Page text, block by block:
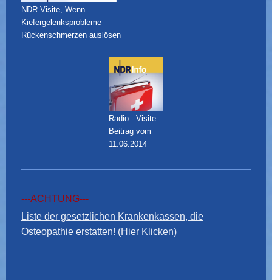
NDR Visite, Wenn
Kiefergelenksprobleme
Rückenschmerzen auslösen
Radio - Visite
Beitrag vom
11.06.2014
---ACHTUNG---
Liste der gesetzlichen Krankenkassen, die
Osteopathie erstatten! (Hier Klicken)